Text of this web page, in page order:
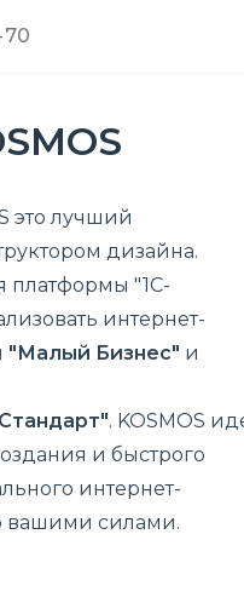
70
это лучший
дизайна.
платформы "1С-
интернет-
"Малый Бизнес" и
. KOSMOS
и быстрого
интернет-
вашими силами.